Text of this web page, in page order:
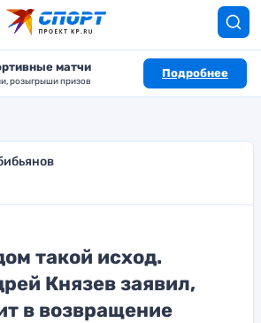
матчи
розыгрыши призов
Подробнее
такой исход.
Князев заявил,
в возвращение